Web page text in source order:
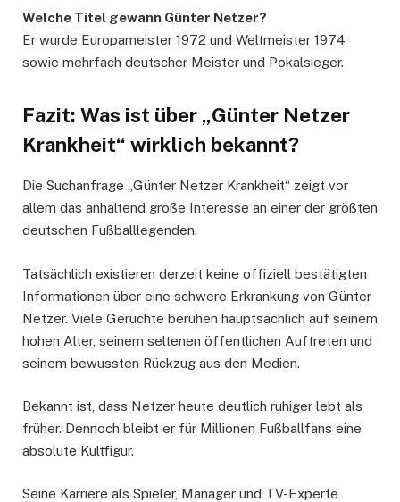
Welche Titel gewann Günter Netzer?
Er wurde Europameister 1972 und Weltmeister 1974
sowie mehrfach deutscher Meister und Pokalsieger.
Fazit: Was ist über „Günter Netzer
Krankheit“ wirklich bekannt?
Die Suchanfrage „Günter Netzer Krankheit“ zeigt vor
allem das anhaltend große Interesse an einer der größten
deutschen Fußballlegenden.
Tatsächlich existieren derzeit keine offiziell bestätigten
Informationen über eine schwere Erkrankung von Günter
Netzer. Viele Gerüchte beruhen hauptsächlich auf seinem
hohen Alter, seinem seltenen öffentlichen Auftreten und
seinem bewussten Rückzug aus den Medien.
Bekannt ist, dass Netzer heute deutlich ruhiger lebt als
früher. Dennoch bleibt er für Millionen Fußballfans eine
absolute Kultfigur.
Seine Karriere als Spieler, Manager und TV-Experte